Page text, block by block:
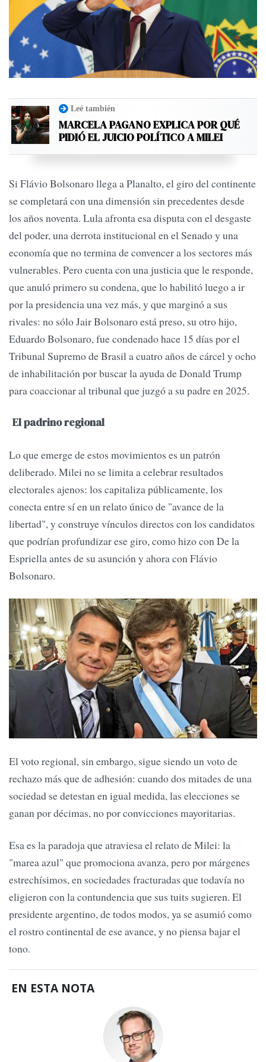
Leé también
MARCELA PAGANO EXPLICA POR QUÉ
PIDIÓ EL JUICIO POLÍTICO A MILEI
Si Flávio Bolsonaro llega a Planalto, el giro del continente
se completará con una dimensión sin precedentes desde
los años noventa. Lula afronta esa disputa con el desgaste
del poder, una derrota institucional en el Senado y una
economía que no termina de convencer a los sectores más
vulnerables. Pero cuenta con una justicia que le responde,
que anuló primero su condena, que lo habilitó luego a ir
por la presidencia una vez más, y que marginó a sus
rivales: no sólo Jair Bolsonaro está preso, su otro hijo,
Eduardo Bolsonaro, fue condenado hace 15 días por el
Tribunal Supremo de Brasil a cuatro años de cárcel y ocho
de inhabilitación por buscar la ayuda de Donald Trump
para coaccionar al tribunal que juzgó a su padre en 2025.
El padrino regional
Lo que emerge de estos movimientos es un patrón
deliberado. Milei no se limita a celebrar resultados
electorales ajenos: los capitaliza públicamente, los
conecta entre sí en un relato único de "avance de la
libertad", y construye vínculos directos con los candidatos
que podrían profundizar ese giro, como hizo con De la
Espriella antes de su asunción y ahora con Flávio
Bolsonaro.
El voto regional, sin embargo, sigue siendo un voto de
rechazo más que de adhesión: cuando dos mitades de una
sociedad se detestan en igual medida, las elecciones se
ganan por décimas, no por convicciones mayoritarias.
Esa es la paradoja que atraviesa el relato de Milei: la
"marea azul" que promociona avanza, pero por márgenes
estrechísimos, en sociedades fracturadas que todavía no
eligieron con la contundencia que sus tuits sugieren. El
presidente argentino, de todos modos, ya se asumió como
el rostro continental de ese avance, y no piensa bajar el
tono.
EN ESTA NOTA